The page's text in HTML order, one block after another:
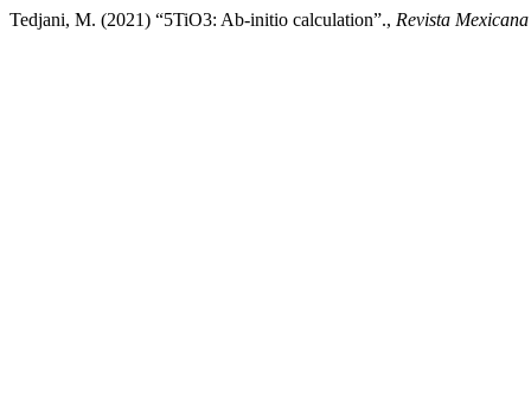
Tedjani, M. (2021) “5TiO3: Ab-initio calculation”., Revista